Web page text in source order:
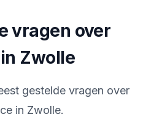
vragen over
Zwolle
gestelde vragen over
in Zwolle.